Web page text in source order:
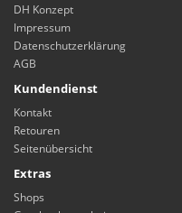
DH Konzept
Impressum
Datenschutzerklärung
AGB
Kundendienst
Kontakt
Retouren
Seitenübersicht
Extras
Shops